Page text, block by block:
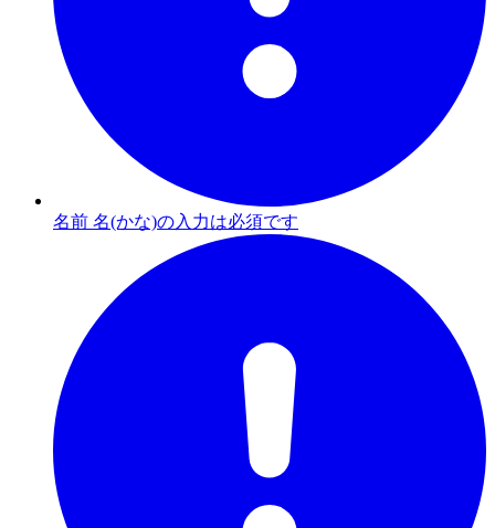
名前 名(かな)の入力は必須です